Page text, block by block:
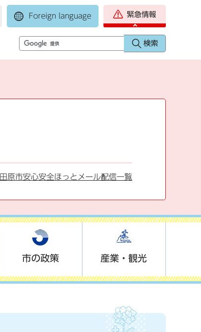
Foreign language 緊急情報
田原市安心安全ほっとメール配信一覧
市の政策 産業・観光